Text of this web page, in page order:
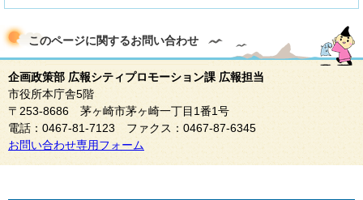
このページに関するお問い合わせ
企画政策部 広報シティプロモーション課 広報担当
市役所本庁舎5階
〒253-8686 茅ヶ崎市茅ヶ崎一丁目1番1号
電話：0467-81-7123 ファクス：0467-87-6345
お問い合わせ専用フォーム